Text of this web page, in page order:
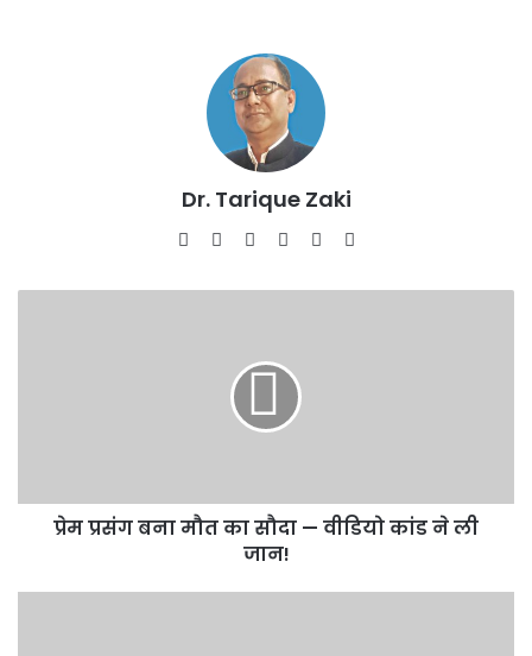
Dr. Tarique Zaki
WebsiteFacebook
X LinkedInYouTube
कांड
प्रेम प्रसंग बना मौत का सौदा — वीडियो कांड ने ली
जान!